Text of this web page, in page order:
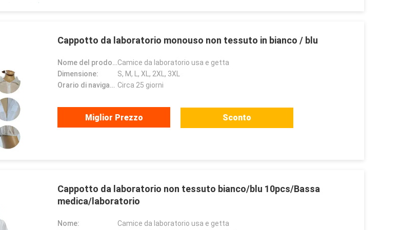
Cappotto da laboratorio monouso non tessuto in bianco / blu
Nome del prodotto:Camice da laboratorio usa e getta
Dimensione:
S, M, L, XL, 2XL, 3XL
Orario di navigazione: Circa 25 giorni
Miglior Prezzo Sconto
Cappotto da laboratorio non tessuto bianco/blu 10pcs/Bassa
medica/laboratorio
Nome:
Camice da laboratorio usa e getta